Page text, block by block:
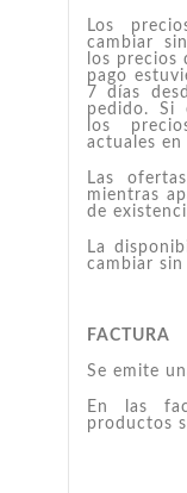
Los
cambiar
los precios
pago
7 días
pedido. Si
los
actuales en
Las
mientras
de
La
cambiar
FACTURA
Se emite
En las
productos